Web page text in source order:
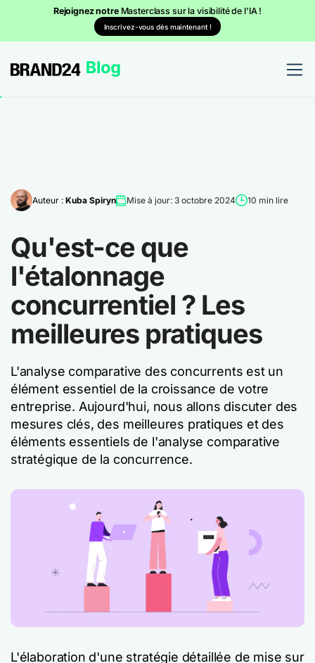
Rejoignez notre Masterclass sur la visibilité de l'IA !
Inscrivez-vous dès maintenant !
Auteur : Kuba Spiryn Mise à jour: 3 octobre 2024 10 min lire
Qu'est-ce que
l'étalonnage
concurrentiel ? Les
meilleures pratiques
L'analyse comparative des concurrents est un
élément essentiel de la croissance de votre
entreprise. Aujourd'hui, nous allons discuter des
mesures clés, des meilleures pratiques et des
éléments essentiels de l'analyse comparative
stratégique de la concurrence.
L'élaboration d'une stratégie détaillée de mise sur